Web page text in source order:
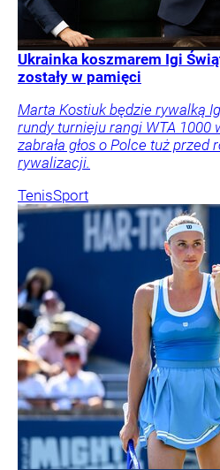
Ukrainka koszmarem Igi
zostały w pamięci
Marta Kostiuk będzie rywalką
rundy turnieju rangi WTA 1000
zabrała głos o Polce tuż przed
rywalizacji.
TenisSport